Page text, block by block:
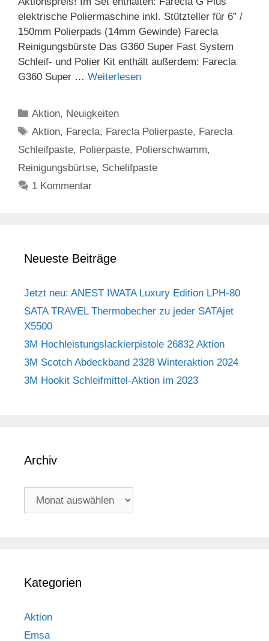
elektrische Poliermaschine inkl. Stützteller für 6” /
150mm Polierpads (14mm Gewinde) Farecla
Reinigungsbürste Das G360 Super Fast System
Schleif- und Polier Kit enthält außerdem: Farecla
G360 Super … Weiterlesen
Kategorien
Aktion, Neuigkeiten
Schlagwörter
Aktion, Farecla, Farecla Polierpaste, Farecla
Schleifpaste, Polierpaste, Polierschwamm,
Reinigungsbürtse, Schelifpaste
1 Kommentar
Neueste Beiträge
Jetzt neu: ANEST IWATA Luxury Edition LPH-80
SATA TRAVEL Thermobecher zu jeder SATAjet
X5500
3M Hochleistungslackierpistole 26832 Aktion
3M Scotch Abdeckband 2328 Winteraktion 2024
3M Hookit Schleifmittel-Aktion im 2023
Archiv
Archiv
Kategorien
Aktion
Emsa